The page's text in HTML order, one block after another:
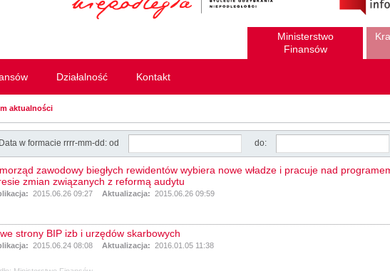
Ministerstwo
Finansów
Działalność Kontakt
aktualności
Data w formacie rrrr-mm-dd: od do:
zawodowy biegłych rewidentów wybiera nowe władze i pracuje nad
zmian związanych z reformą audytu
2015.06.26 09:27 Aktualizacja: 2015.06.26 09:59
strony BIP izb i urzędów skarbowych
2015.06.24 08:08 Aktualizacja: 2016.01.05 11:38